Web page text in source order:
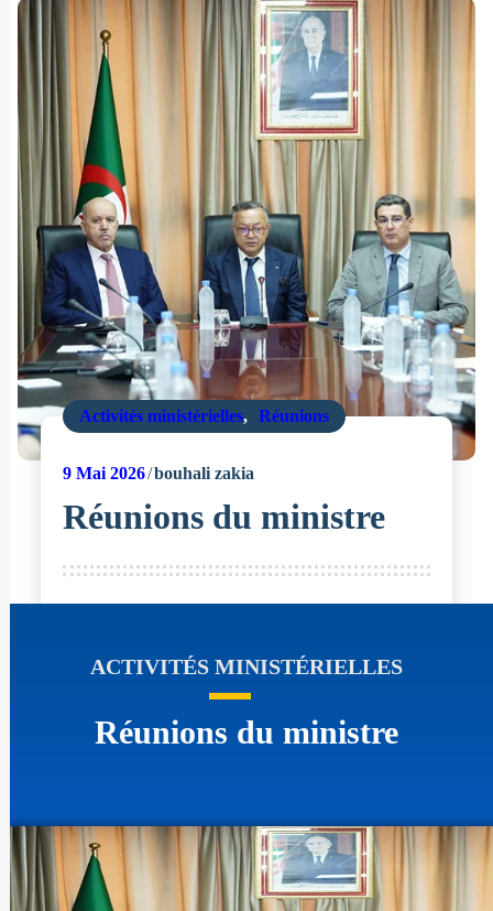
Activités ministérielles, Réunions
9Mai 2026 bouhali zakia
Réunions du ministre
ACTIVITÉS MINISTÉRIELLES
Réunions du ministre